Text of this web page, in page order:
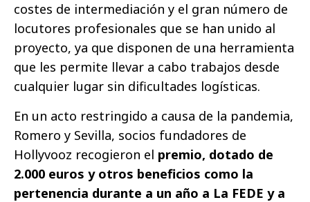
costes de intermediación y el gran número de
locutores profesionales que se han unido al
proyecto, ya que disponen de una herramienta
que les permite llevar a cabo trabajos desde
cualquier lugar sin dificultades logísticas.
En un acto restringido a causa de la pandemia,
Romero y Sevilla, socios fundadores de
Hollyvooz recogieron el premio, dotado de
2.000 euros y otros beneficios como la
pertenencia durante a un año a La FEDE y a